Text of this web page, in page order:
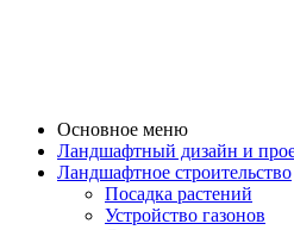
Основное меню
Ландшафтный дизайн и
Ландшафтное строительство
Посадка растений
Устройство газонов